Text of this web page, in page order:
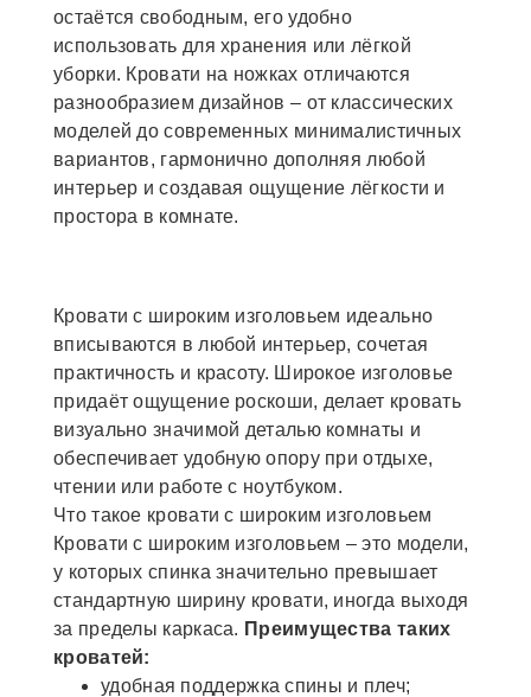
остаётся свободным, его удобно
использовать для хранения или лёгкой
уборки. Кровати на ножках отличаются
разнообразием дизайнов – от классических
моделей до современных минималистичных
вариантов, гармонично дополняя любой
интерьер и создавая ощущение лёгкости и
простора в комнате.
Кровати с широким изголовьем идеально
вписываются в любой интерьер, сочетая
практичность и красоту. Широкое изголовье
придаёт ощущение роскоши, делает кровать
визуально значимой деталью комнаты и
обеспечивает удобную опору при отдыхе,
чтении или работе с ноутбуком.
Что такое кровати с широким изголовьем
Кровати с широким изголовьем – это модели,
у которых спинка значительно превышает
стандартную ширину кровати, иногда выходя
за пределы каркаса. Преимущества таких
кроватей:
удобная поддержка спины и плеч;